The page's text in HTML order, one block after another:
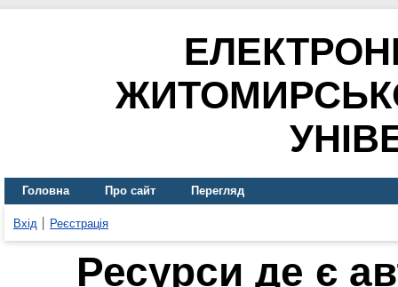
Головна Про сайт Перегляд
Вхід Реєстрація
Ресурси де є